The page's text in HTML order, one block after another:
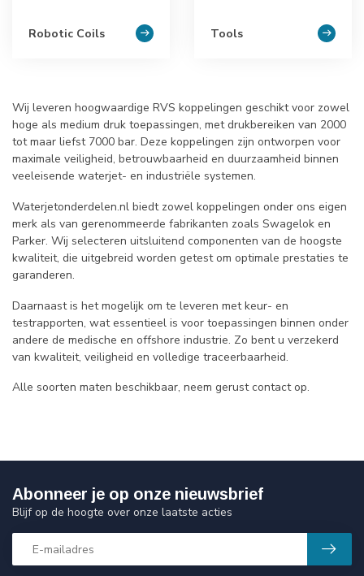
Robotic Coils Tools
Wij leveren hoogwaardige RVS koppelingen geschikt voor zowel
hoge als medium druk toepassingen, met drukbereiken van 2000
tot maar liefst 7000 bar. Deze koppelingen zijn ontworpen voor
maximale veiligheid, betrouwbaarheid en duurzaamheid binnen
veeleisende waterjet- en industriële systemen.
Waterjetonderdelen.nl biedt zowel koppelingen onder ons eigen
merk als van gerenommeerde fabrikanten zoals Swagelok en
Parker. Wij selecteren uitsluitend componenten van de hoogste
kwaliteit, die uitgebreid worden getest om optimale prestaties te
garanderen.
Daarnaast is het mogelijk om te leveren met keur- en
testrapporten, wat essentieel is voor toepassingen binnen onder
andere de medische en offshore industrie. Zo bent u verzekerd
van kwaliteit, veiligheid en volledige traceerbaarheid.
Alle soorten maten beschikbaar, neem gerust contact op.
Abonneer je op onze nieuwsbrief
Blijf op de hoogte over onze laatste acties